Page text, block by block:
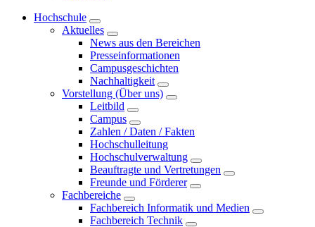
Hochschule
Aktuelles
News aus den Bereichen
Presseinformationen
Campusgeschichten
Nachhaltigkeit
Vorstellung (Über uns)
Leitbild
Campus
Zahlen / Daten / Fakten
Hochschulleitung
Hochschulverwaltung
Beauftragte und Vertretungen
Freunde und Förderer
Fachbereiche
Fachbereich Informatik und Medien
Fachbereich Technik